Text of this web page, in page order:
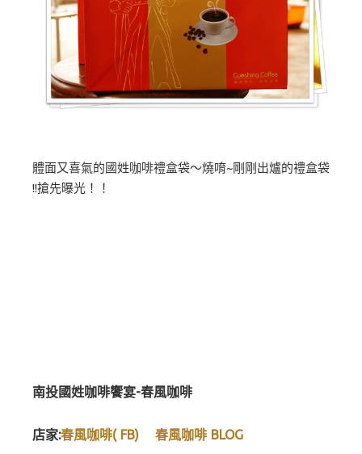
體面又喜氣的國姓咖啡禮盒袋～燒唷~剛剛出爐的禮盒袋
!!搶先曝光！！
南投國姓咖啡饗宴-春風咖啡
店家:春風咖啡( FB) 春風咖啡 BLOG